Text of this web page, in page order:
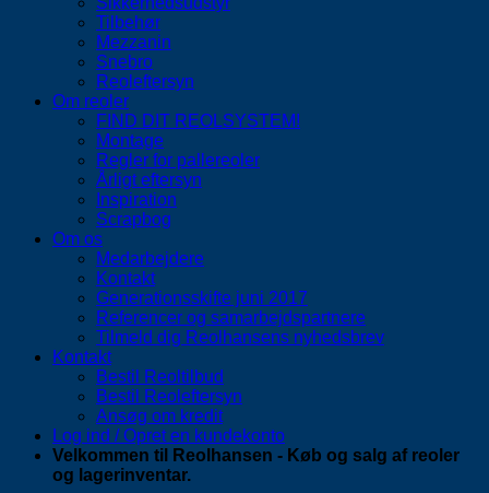
Tilbehør
Mezzanin
Snebro
Reoleftersyn
Om reoler
FIND DIT REOLSYSTEM!
Montage
Regler for pallereoler
Årligt eftersyn
Inspiration
Scrapbog
Om os
Medarbejdere
Kontakt
Generationsskifte juni 2017
Referencer og samarbejdspartnere
Tilmeld dig Reolhansens nyhedsbrev
Kontakt
Bestil Reoltilbud
Bestil Reoleftersyn
Ansøg om kredit
Log ind / Opret en kundekonto
Velkommen til Reolhansen - Køb og salg af reoler
og lagerinventar.